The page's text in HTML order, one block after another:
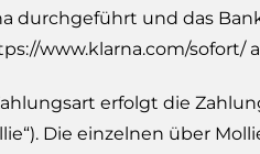
durchgeführt und das
www.klarna.com/sofort/
erfolgt die
Die einzelnen über